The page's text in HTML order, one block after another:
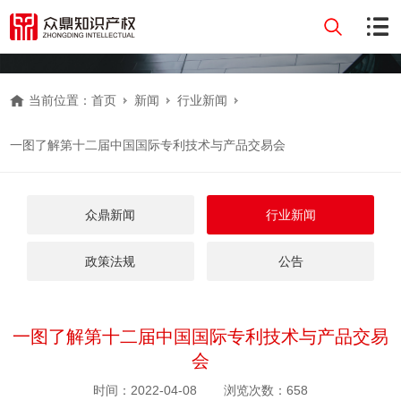
当前位置：首页 新闻 行业新闻
一图了解第十二届中国国际专利技术与产品交易会
众鼎新闻 行业新闻
政策法规 公告
一图了解第十二届中国国际专利技术与产品交易
会
时间：2022-04-08 浏览次数：658